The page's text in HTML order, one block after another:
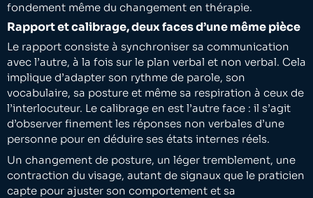
fondement même du changement en thérapie.
Rapport et calibrage, deux faces d’une même pièce
Le rapport consiste à synchroniser sa communication
avec l’autre, à la fois sur le plan verbal et non verbal. Cela
implique d’adapter son rythme de parole, son
vocabulaire, sa posture et même sa respiration à ceux de
l’interlocuteur. Le calibrage en est l’autre face : il s’agit
d’observer finement les réponses non verbales d’une
personne pour en déduire ses états internes réels.
Un changement de posture, un léger tremblement, une
contraction du visage, autant de signaux que le praticien
capte pour ajuster son comportement et sa